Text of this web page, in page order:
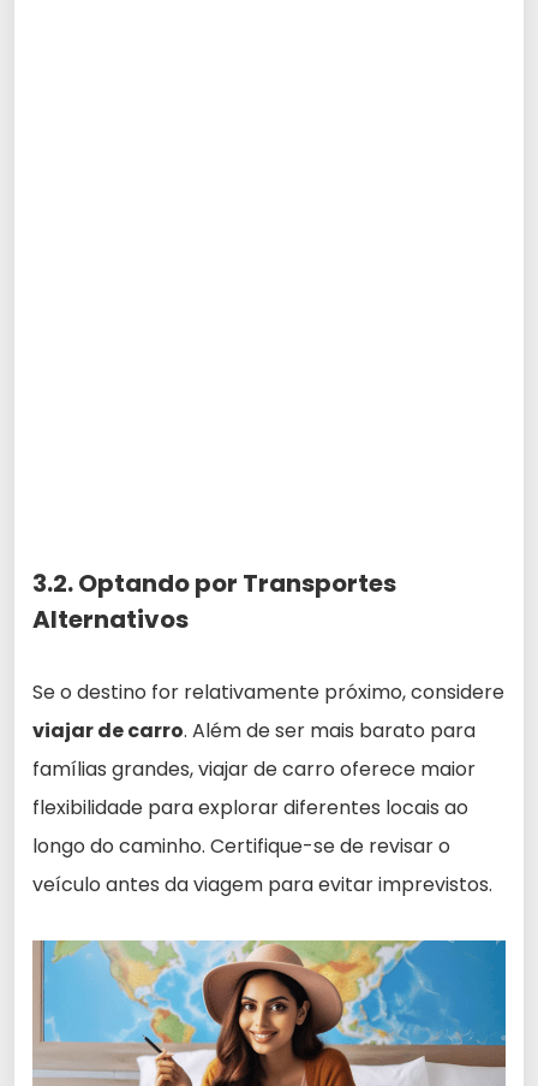
3.2. Optando por Transportes
Alternativos
Se o destino for relativamente próximo, considere
viajar de carro. Além de ser mais barato para
famílias grandes, viajar de carro oferece maior
flexibilidade para explorar diferentes locais ao
longo do caminho. Certifique-se de revisar o
veículo antes da viagem para evitar imprevistos.